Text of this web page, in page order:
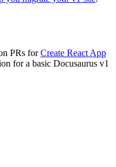
PRs forCreate React App
for a basic Docusaurus v1